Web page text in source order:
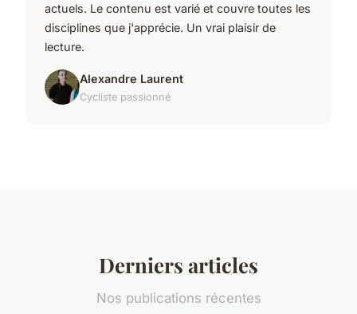
actuels. Le contenu est varié et couvre toutes les
disciplines que j'apprécie. Un vrai plaisir de
lecture.
Alexandre Laurent
Cycliste passionné
Derniers articles
Nos publications récentes